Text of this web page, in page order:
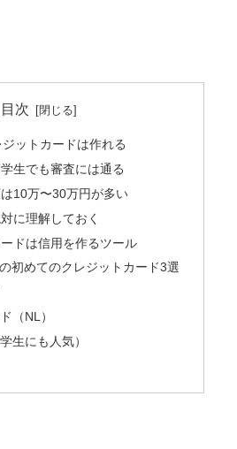
目次
ットカードは作れる
生でも審査には通る
10万〜30万円が多い
に理解しておく
ドは信用を作るツール
初めてのクレジットカード3選
（NL）
生にも人気）